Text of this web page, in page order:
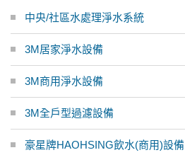
中央/社區水處理淨水系統
3M居家淨水設備
3M商用淨水設備
3M全戶型過濾設備
豪星牌HAOHSING飲水(商用)設備